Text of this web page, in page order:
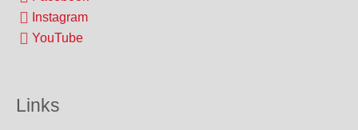
Instagram
YouTube
Links